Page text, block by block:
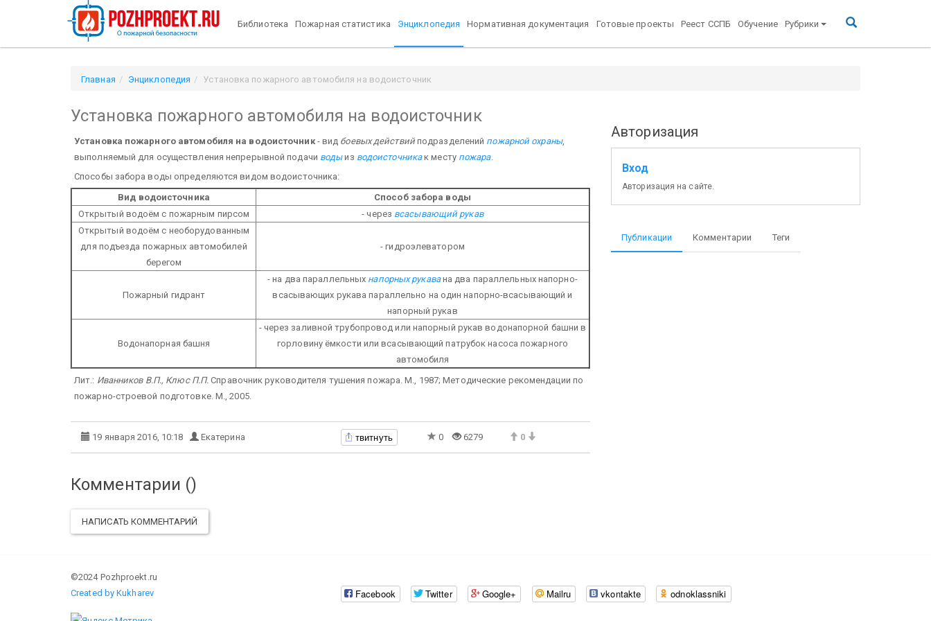
Библиотека Пожарная статистика Энциклопедия Нормативная документация Готовые проекты Реест ССПБ Обучение Рубрики
Главная Энциклопедия Установка пожарного автомобиля на водоисточник
Установка пожарного автомобиля на водоисточник
Установка пожарного автомобиля на водоисточник- вид боевых действийподразделений пожарной охраны,
выполняемый для осуществления непрерывной подачи водыиз водоисточникак месту пожара.
Способы забора воды определяются видом водоисточника:
Вид водоисточника
Способ забора воды
Открытый водоём с пожарным пирсом
- через всасывающий рукав
Открытый водоём с необорудованным
для подъезда пожарных автомобилей
берегом
- гидроэлеватором
Пожарный гидрант
- на два параллельных напорных рукавана два параллельных напорно-
всасывающих рукава параллельно на один напорно-всасывающий и
напорный рукав
Водонапорная башня
- через заливной трубопровод или напорный рукав водонапорной башни в
горловину ёмкости или всасывающий патрубок насоса пожарного
автомобиля
Лит.: Иванников В.П., Клюс П.П. Справочник руководителя тушения пожара. М., 1987; Методические рекомендации по
пожарно-строевой подготовке. М., 2005.
19 января 2016, 10:18 Екатерина твитнуть 0 6279 0
Комментарии ()
НАПИСАТЬ КОММЕНТАРИЙ
Авторизация
Вход
Авторизация на сайте.
Публикации Комментарии Теги
©2024 Pozhproekt.ru
Created by Kukharev
Facebook Twitter Google+ Mailru vkontakte odnoklassniki